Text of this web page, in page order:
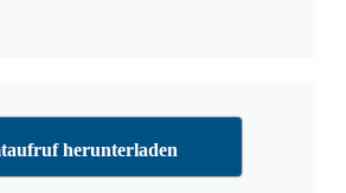
herunterladen